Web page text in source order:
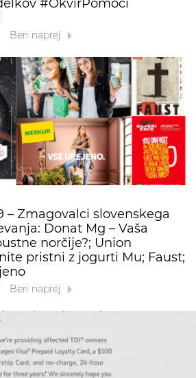
#OkvirPomoči
Beri naprej
– Zmagovalci slovenskega
Donat Mg – Vaša
norčije?; Union
pristni z jogurti Mu; Faust;
Beri naprej